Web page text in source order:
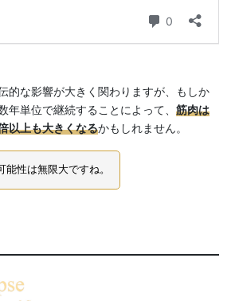
的な影響が大きく関わりますが、もしか
年単位で継続することによって、 筋肉は
以上も大きくなるかもしれません。
能性は無限大ですね。